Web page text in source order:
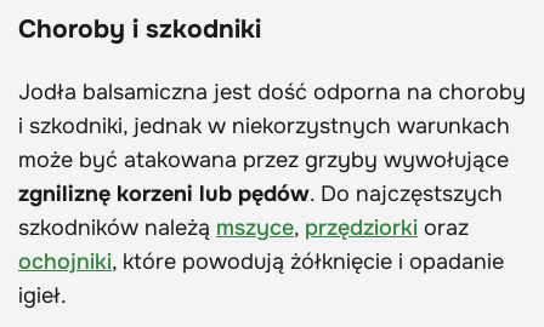
Choroby i szkodniki
Jodła balsamiczna jest dość odporna na choroby
i szkodniki, jednak w niekorzystnych warunkach
może być atakowana przez grzyby wywołujące
zgniliznę korzeni lub pędów. Do najczęstszych
szkodników należą mszyce, przędziorki oraz
ochojniki, które powodują żółknięcie i opadanie
igieł.